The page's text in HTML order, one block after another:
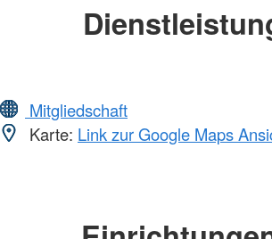
Mitgliedschaft
Karte: Link zur Google Maps